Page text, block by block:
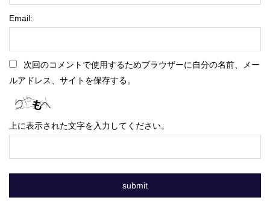
Email:
次回のコメントで使用するためブラウザーに自分の名前、メー
ルアドレス、サイトを保存する。
上に表示された文字を入力してください。